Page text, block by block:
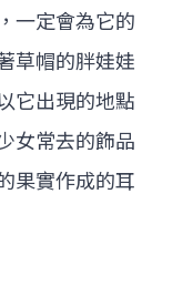
一定會為它的
草帽的胖娃娃
它出現的地點
女常去的飾品
果實作成的耳